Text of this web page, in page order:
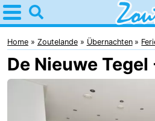
Home
Zoutelande
Tipps
Home Zoutelande Übernachten
De Nieuwe